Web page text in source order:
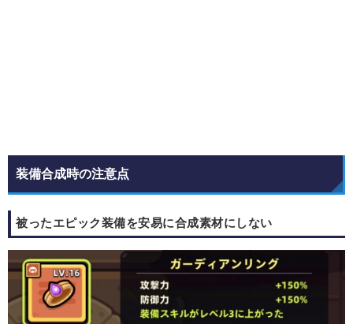
装備合成時の注意点
被ったエピック装備を安易に合成素材にしない